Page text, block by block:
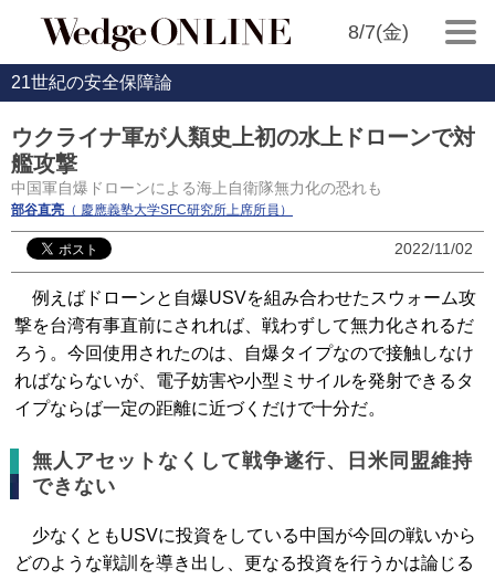
8/7(金)
21世紀の安全保障論
ウクライナ軍が人類史上初の水上ドローンで対
艦攻撃
中国軍自爆ドローンによる海上自衛隊無力化の恐れも
部谷直亮 （ 慶應義塾大学SFC研究所上席所員）
2022/11/02
例えばドローンと自爆USVを組み合わせたスウォーム攻
撃を台湾有事直前にされれば、戦わずして無力化されるだ
ろう。今回使用されたのは、自爆タイプなので接触しなけ
ればならないが、電子妨害や小型ミサイルを発射できるタ
イプならば一定の距離に近づくだけで十分だ。
無人アセットなくして戦争遂行、日米同盟維持
できない
少なくともUSVに投資をしている中国が今回の戦いから
どのような戦訓を導き出し、更なる投資を行うかは論じる